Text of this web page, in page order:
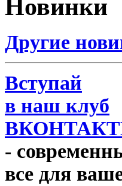
Новинки
Другие
Вступай
в наш клуб
-
все для